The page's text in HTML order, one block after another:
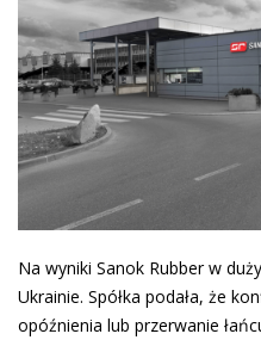
Na wyniki Sanok Rubber w
Ukrainie. Spółka podała, że
opóźnienia lub przerwanie